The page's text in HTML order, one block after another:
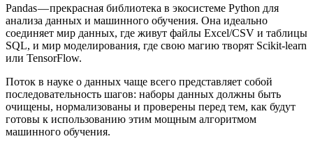
Pandas — прекрасная библиотека в экосистеме Python для
анализа данных и машинного обучения. Она идеально
соединяет мир данных, где живут файлы Excel/CSV и таблицы
SQL, и мир моделирования, где свою магию творят Scikit-learn
или TensorFlow.
Поток в науке о данных чаще всего представляет собой
последовательность шагов: наборы данных должны быть
очищены, нормализованы и проверены перед тем, как будут
готовы к использованию этим мощным алгоритмом
машинного обучения.